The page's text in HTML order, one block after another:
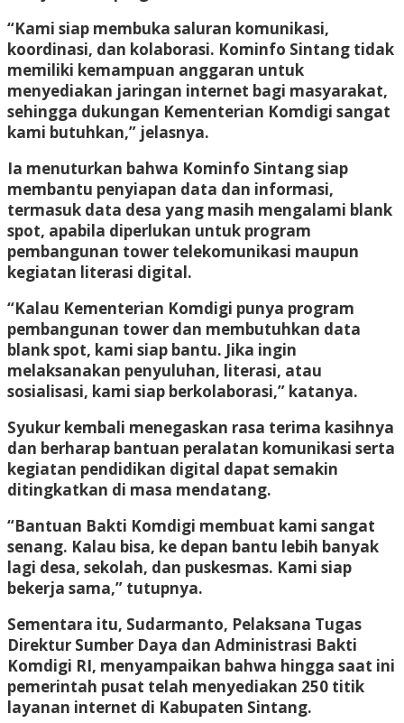
“Kami siap membuka saluran komunikasi,
koordinasi, dan kolaborasi. Kominfo Sintang tidak
memiliki kemampuan anggaran untuk
menyediakan jaringan internet bagi masyarakat,
sehingga dukungan Kementerian Komdigi sangat
kami butuhkan,” jelasnya.
Ia menuturkan bahwa Kominfo Sintang siap
membantu penyiapan data dan informasi,
termasuk data desa yang masih mengalami blank
spot, apabila diperlukan untuk program
pembangunan tower telekomunikasi maupun
kegiatan literasi digital.
“Kalau Kementerian Komdigi punya program
pembangunan tower dan membutuhkan data
blank spot, kami siap bantu. Jika ingin
melaksanakan penyuluhan, literasi, atau
sosialisasi, kami siap berkolaborasi,” katanya.
Syukur kembali menegaskan rasa terima kasihnya
dan berharap bantuan peralatan komunikasi serta
kegiatan pendidikan digital dapat semakin
ditingkatkan di masa mendatang.
“Bantuan Bakti Komdigi membuat kami sangat
senang. Kalau bisa, ke depan bantu lebih banyak
lagi desa, sekolah, dan puskesmas. Kami siap
bekerja sama,” tutupnya.
Sementara itu, Sudarmanto, Pelaksana Tugas
Direktur Sumber Daya dan Administrasi Bakti
Komdigi RI, menyampaikan bahwa hingga saat ini
pemerintah pusat telah menyediakan 250 titik
layanan internet di Kabupaten Sintang.